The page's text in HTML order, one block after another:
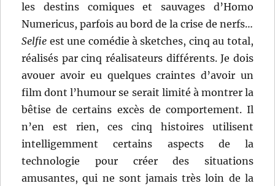
les destins comiques et sauvages d’Homo
Numericus, parfois au bord de la crise de nerfs…
Selfie est une comédie à sketches, cinq au total,
réalisés par cinq réalisateurs différents. Je dois
avouer avoir eu quelques craintes d’avoir un
film dont l’humour se serait limité à montrer la
bêtise de certains excès de comportement. Il
n’en est rien, ces cinq histoires utilisent
intelligemment certains aspects de la
technologie pour créer des situations
amusantes, qui ne sont jamais très loin de la